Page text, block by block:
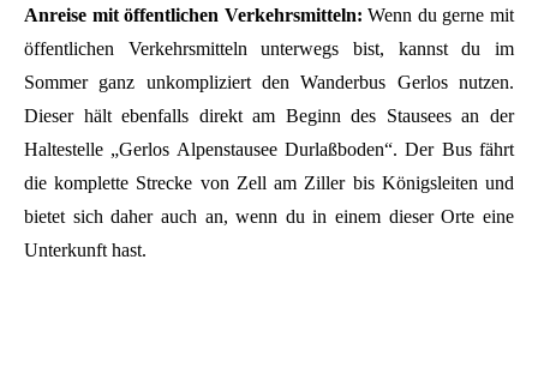
Anreise mit öffentlichen Verkehrsmitteln:Wenn du gerne mit
öffentlichen Verkehrsmitteln unterwegs bist, kannst du im
Sommer ganz unkompliziert den Wanderbus Gerlos nutzen.
Dieser hält ebenfalls direkt am Beginn des Stausees an der
Haltestelle „Gerlos Alpenstausee Durlaßboden“. Der Bus fährt
die komplette Strecke von Zell am Ziller bis Königsleiten und
bietet sich daher auch an, wenn du in einem dieser Orte eine
Unterkunft hast.